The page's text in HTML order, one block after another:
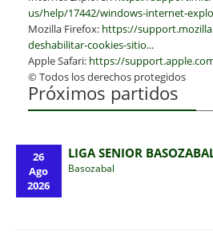
us/help/17442/windows-internet-
Mozilla Firefox: https://
deshabilitar-cookies-sitio...
Apple Safari: https://
© Todos los derechos protegidos
Próximos partidos
26
Ago
2026
LIGA SENIOR
Basozabal